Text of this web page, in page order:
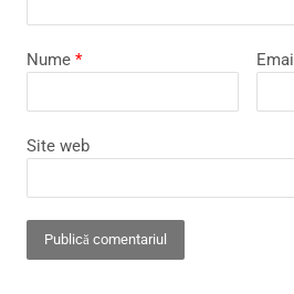
Nume * Email
Site web